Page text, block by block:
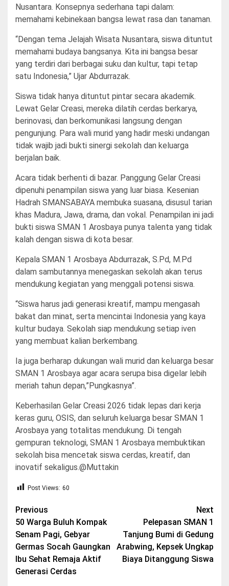
Nusantara. Konsepnya sederhana tapi dalam:
memahami kebinekaan bangsa lewat rasa dan tanaman.
“Dengan tema Jelajah Wisata Nusantara, siswa dituntut
memahami budaya bangsanya. Kita ini bangsa besar
yang terdiri dari berbagai suku dan kultur, tapi tetap
satu Indonesia,” Ujar Abdurrazak.
Siswa tidak hanya dituntut pintar secara akademik.
Lewat Gelar Creasi, mereka dilatih cerdas berkarya,
berinovasi, dan berkomunikasi langsung dengan
pengunjung. Para wali murid yang hadir meski undangan
tidak wajib jadi bukti sinergi sekolah dan keluarga
berjalan baik.
Acara tidak berhenti di bazar. Panggung Gelar Creasi
dipenuhi penampilan siswa yang luar biasa. Kesenian
Hadrah SMANSABAYA membuka suasana, disusul tarian
khas Madura, Jawa, drama, dan vokal. Penampilan ini jadi
bukti siswa SMAN 1 Arosbaya punya talenta yang tidak
kalah dengan siswa di kota besar.
Kepala SMAN 1 Arosbaya Abdurrazak, S.Pd, M.Pd
dalam sambutannya menegaskan sekolah akan terus
mendukung kegiatan yang menggali potensi siswa.
“Siswa harus jadi generasi kreatif, mampu mengasah
bakat dan minat, serta mencintai Indonesia yang kaya
kultur budaya. Sekolah siap mendukung setiap iven
yang membuat kalian berkembang.
Ia juga berharap dukungan wali murid dan keluarga besar
SMAN 1 Arosbaya agar acara serupa bisa digelar lebih
meriah tahun depan,”Pungkasnya”.
Keberhasilan Gelar Creasi 2026 tidak lepas dari kerja
keras guru, OSIS, dan seluruh keluarga besar SMAN 1
Arosbaya yang totalitas mendukung. Di tengah
gempuran teknologi, SMAN 1 Arosbaya membuktikan
sekolah bisa mencetak siswa cerdas, kreatif, dan
inovatif sekaligus.@Muttakin
Post Views: 60
Post
navigation
Previous
50 Warga Buluh Kompak
Senam Pagi, Gebyar
Germas Socah Gaungkan
Ibu Sehat Remaja Aktif
Generasi Cerdas
Next
Pelepasan SMAN 1
Tanjung Bumi di Gedung
Arabwing, Kepsek Ungkap
Biaya Ditanggung Siswa